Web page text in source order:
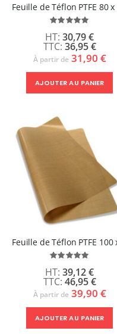
Évaluation:
36,95 €
30,79 €
À partir de 31,90 €
AJOUTER AU PANIER
Évaluation:
46,95 €
39,12 €
À partir de 39,90 €
AJOUTER AU PANIER